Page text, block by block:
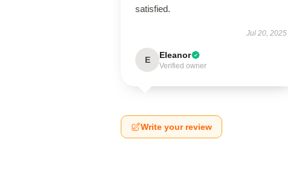
satisfied.
Jul 20, 2025
E Eleanor
Verified owner
Write your review